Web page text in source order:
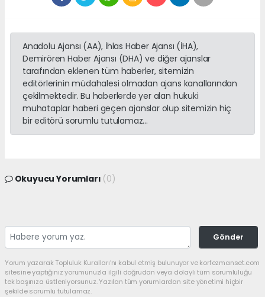
Anadolu Ajansı (AA), İhlas Haber Ajansı (İHA),
Demirören Haber Ajansı (DHA) ve diğer ajanslar
tarafından eklenen tüm haberler, sitemizin
editörlerinin müdahalesi olmadan ajans kanallarından
çekilmektedir. Bu haberlerde yer alan hukuki
muhataplar haberi geçen ajanslar olup sitemizin hiç
bir editörü sorumlu tutulamaz...
Okuyucu Yorumları (0)
Gönder
Yorum yazarak Topluluk Kuralları’nı kabul etmiş bulunuyor ve korfezmanset.com
sitesine yaptığınız yorumunuzla ilgili doğrudan veya dolaylı tüm sorumluluğu
tek başınıza üstleniyorsunuz. Yazılan tüm yorumlardan site yönetimi hiçbir
şekilde sorumlu tutulamaz.